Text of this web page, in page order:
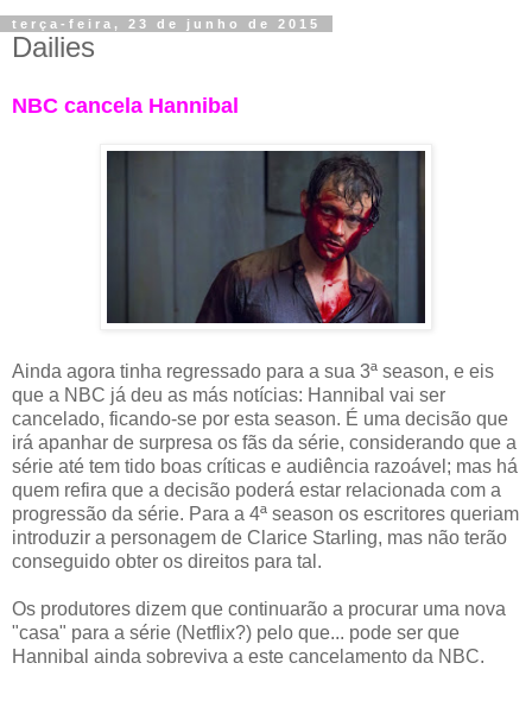
terça-feira, 23 de junho de 2015
Dailies
NBC cancela Hannibal
Ainda agora tinha regressado para a sua 3ª season, e eis
que a NBC já deu as más notícias: Hannibal vai ser
cancelado, ficando-se por esta season. É uma decisão que
irá apanhar de surpresa os fãs da série, considerando que a
série até tem tido boas críticas e audiência razoável; mas há
quem refira que a decisão poderá estar relacionada com a
progressão da série. Para a 4ª season os escritores queriam
introduzir a personagem de Clarice Starling, mas não terão
conseguido obter os direitos para tal.
Os produtores dizem que continuarão a procurar uma nova
"casa" para a série (Netflix?) pelo que... pode ser que
Hannibal ainda sobreviva a este cancelamento da NBC.